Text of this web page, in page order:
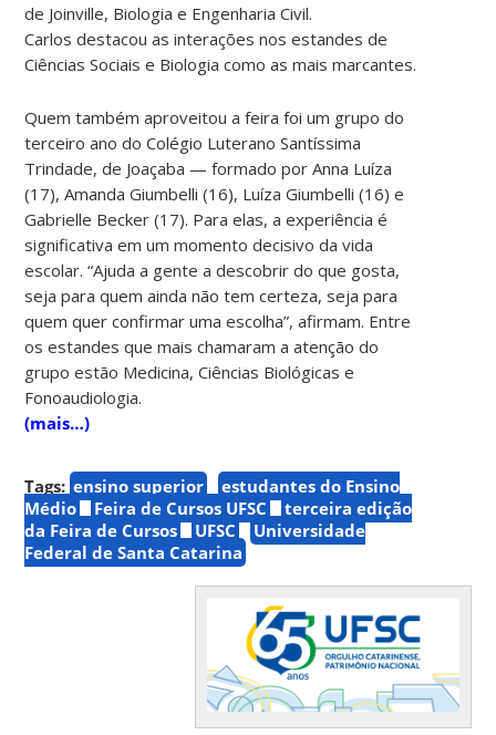
de Joinville, Biologia e Engenharia Civil.
Carlos destacou as interações nos estandes de
Ciências Sociais e Biologia como as mais marcantes.
Quem também aproveitou a feira foi um grupo do
terceiro ano do Colégio Luterano Santíssima
Trindade, de Joaçaba — formado por Anna Luíza
(17), Amanda Giumbelli (16), Luíza Giumbelli (16) e
Gabrielle Becker (17). Para elas, a experiência é
significativa em um momento decisivo da vida
escolar. “Ajuda a gente a descobrir do que gosta,
seja para quem ainda não tem certeza, seja para
quem quer confirmar uma escolha”, afirmam. Entre
os estandes que mais chamaram a atenção do
grupo estão Medicina, Ciências Biológicas e
Fonoaudiologia.
(mais…)
Tags: ensino superior
estudantes do Ensino
Médio
Feira de Cursos UFSC
terceira edição
da Feira de Cursos
UFSC
Universidade
Federal de Santa Catarina